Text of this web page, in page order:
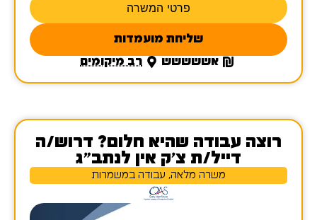
פרטי המשרה
שליחת מועמדות
אששששש
רב מיקומים
רוצה עבודה שהיא חלום? דרוש/ה
דייל/ת צ'ק אין לנתב"ג
משרה מלאה, עבודה במשמרות